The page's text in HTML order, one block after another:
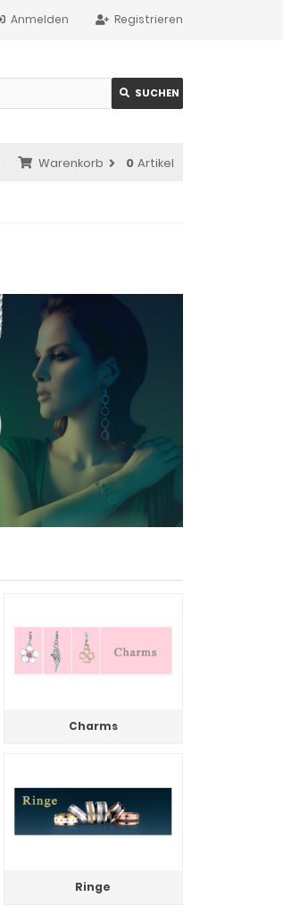
Registrieren
Anmelden
SUCHEN
Warenkorb 0 Artikel
Charms
Ringe